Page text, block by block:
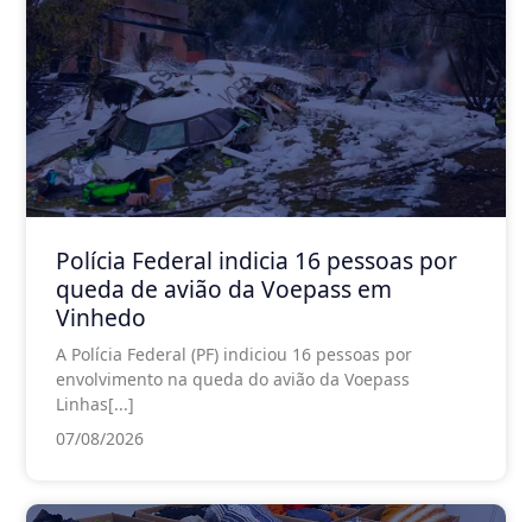
Polícia Federal indicia 16 pessoas por
queda de avião da Voepass em
Vinhedo
A Polícia Federal (PF) indiciou 16 pessoas por
envolvimento na queda do avião da Voepass
Linhas[...]
07/08/2026